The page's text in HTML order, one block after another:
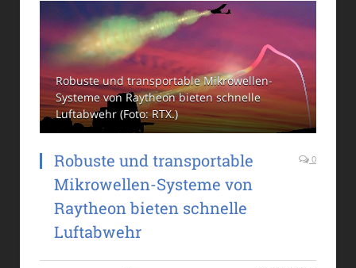
Robuste und transportable Mikrowellen-
Systeme von Raytheon bieten schnelle
Luftabwehr (Foto: RTX.)
Robuste und transportable
Mikrowellen-Systeme von
Raytheon bieten schnelle
Luftabwehr
0